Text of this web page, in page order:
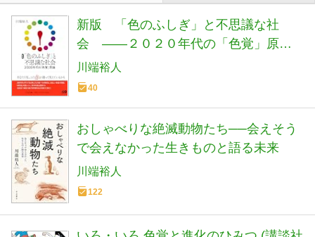
新版 「色のふしぎ」と不思議な社
会 ――２０２０年代の「色覚」原論
(ちくま文庫か-57-2)
川端裕人
40
おしゃべりな絶滅動物たち──会えそう
で会えなかった生きものと語る未来
川端裕人
122